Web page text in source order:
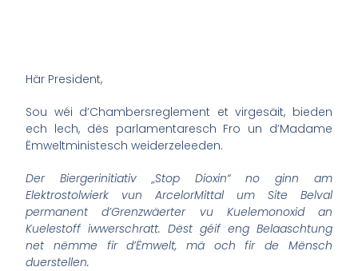
Här President,
Sou wéi d’Chambersreglement et virgesäit, bieden
ech lech, dës parlamentaresch Fro un d’Madame
Ëmweltministesch weiderzeleeden.
Der Biergerinitiativ „Stop Dioxin“ no ginn am
Elektrostolwierk vun ArcelorMittal um Site Belval
permanent d’Grenzwäerter vu Kuelemonoxid an
Kuelestoff iwwerschratt. Dëst géif eng Belaaschtung
net nëmme fir d’Ëmwelt, mä och fir de Mënsch
duerstellen.